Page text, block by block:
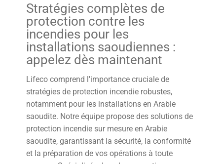
Stratégies complètes de
protection contre les
incendies pour les
installations saoudiennes :
appelez dès maintenant
Lifeco comprend l'importance cruciale de
stratégies de protection incendie robustes,
notamment pour les installations en Arabie
saoudite. Notre équipe propose des solutions de
protection incendie sur mesure en Arabie
saoudite, garantissant la sécurité, la conformité
et la préparation de vos opérations à toute